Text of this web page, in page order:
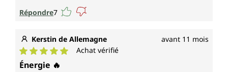
Répondre7
Kerstin de Allemagne avant 11 mois
Note moyenne de 5 sur 5 étoiles
Achat vérifié
Énergie 🔥